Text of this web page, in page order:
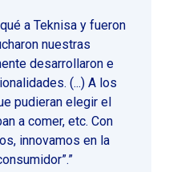
a Teknisa y fueron
nuestras
desarrollaron e
(...) A los
pudieran elegir el
a comer, etc. Con
innovamos en la